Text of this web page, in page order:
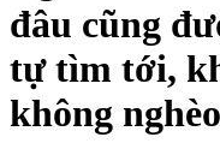
đâu cũng
tự tìm tới,
không nghèo